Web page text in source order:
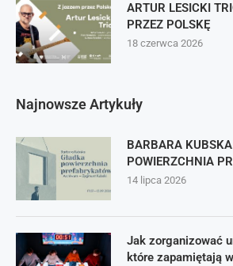
ARTUR LESICKI
PRZEZ POLSKĘ
18 czerwca 2026
Najnowsze Artykuły
BARBARA
POWIERZCHNIA
14 lipca 2026
Jak zorganizować
które zapamiętają